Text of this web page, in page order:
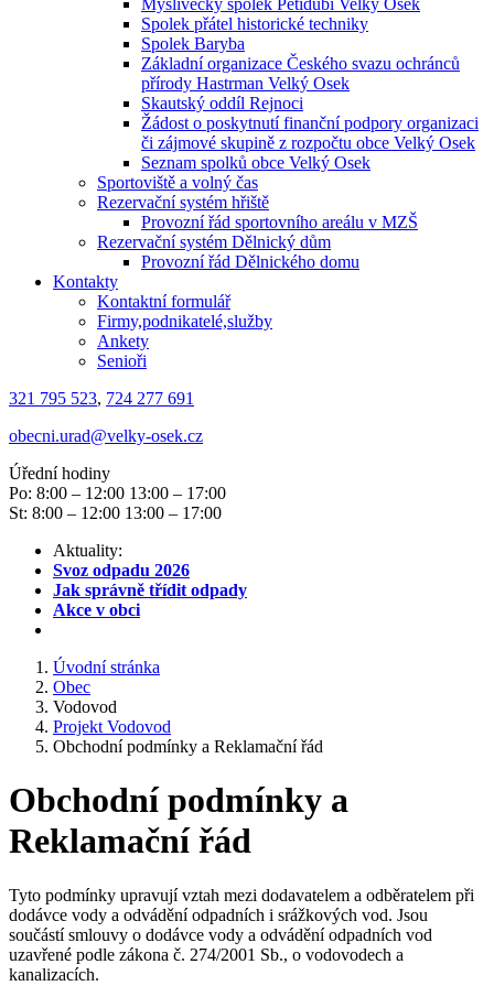
Myslivecký spolek Pětidubí Velký Osek
Spolek přátel historické techniky
Spolek Baryba
Základní organizace Českého svazu ochránců
přírody Hastrman Velký Osek
Skautský oddíl Rejnoci
Žádost o poskytnutí finanční podpory organizaci
či zájmové skupině z rozpočtu obce Velký Osek
Seznam spolků obce Velký Osek
Sportoviště a volný čas
Rezervační systém hřiště
Provozní řád sportovního areálu v MZŠ
Rezervační systém Dělnický dům
Provozní řád Dělnického domu
Kontakty
Kontaktní formulář
Firmy,podnikatelé,služby
Ankety
Senioři
321 795 523, 724 277 691
obecni.urad@velky-osek.cz
Úřední hodiny
Po: 8:00 – 12:00 13:00 – 17:00
St: 8:00 – 12:00 13:00 – 17:00
Aktuality:
Svoz odpadu 2026
Jak správně třídit odpady
Akce v obci
Úvodní stránka
Obec
Vodovod
Projekt Vodovod
Obchodní podmínky a Reklamační řád
Obchodní podmínky a
Reklamační řád
Tyto podmínky upravují vztah mezi dodavatelem a odběratelem při
dodávce vody a odvádění odpadních i srážkových vod. Jsou
součástí smlouvy o dodávce vody a odvádění odpadních vod
uzavřené podle zákona č. 274/2001 Sb., o vodovodech a
kanalizacích.